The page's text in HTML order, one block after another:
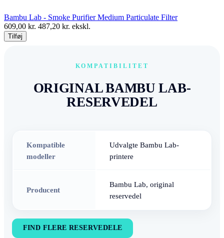
Bambu Lab - Smoke Purifier Medium Particulate Filter
609,00 kr. 487,20 kr. ekskl.
Tilføj
KOMPATIBILITET
ORIGINAL BAMBU LAB-
RESERVEDEL
Kompatible
modeller
Udvalgte Bambu Lab-
printere
Producent
Bambu Lab, original
reservedel
FIND FLERE RESERVEDELE